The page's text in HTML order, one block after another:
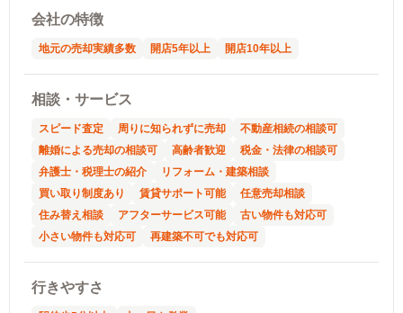
会社の特徴
地元の売却実績多数 開店5年以上 開店10年以上
相談・サービス
スピード査定 周りに知られずに売却
不動産相続の相談可
離婚による売却の相談可
高齢者歓迎
税金・法律の相談可
弁護士・税理士の紹介
リフォーム・建築相談
買い取り制度あり
賃貸サポート可能
任意売却相談
住み替え相談
アフターサービス可能
古い物件も対応可
小さい物件も対応可
再建築不可でも対応可
行きやすさ